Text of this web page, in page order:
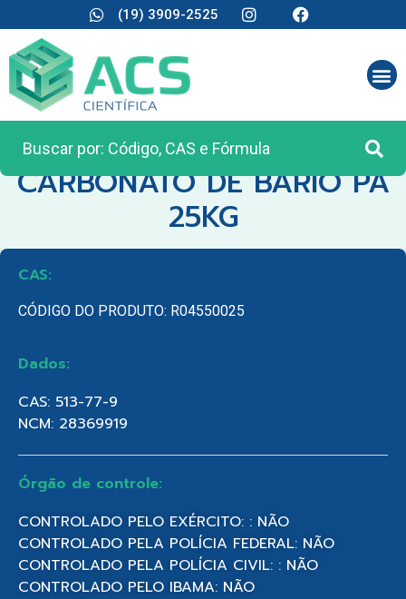
(19) 3909-2525
CATEGORIA: MATÉRIA PRIMA
CARBONATO DE BARIO PA
25KG
CAS:
CÓDIGO DO PRODUTO: R04550025
Dados:
CAS: 513-77-9
NCM: 28369919
Órgão de controle:
CONTROLADO PELO EXÉRCITO: : NÃO
CONTROLADO PELA POLÍCIA FEDERAL: NÃO
CONTROLADO PELA POLÍCIA CIVIL: : NÃO
CONTROLADO PELO IBAMA: NÃO